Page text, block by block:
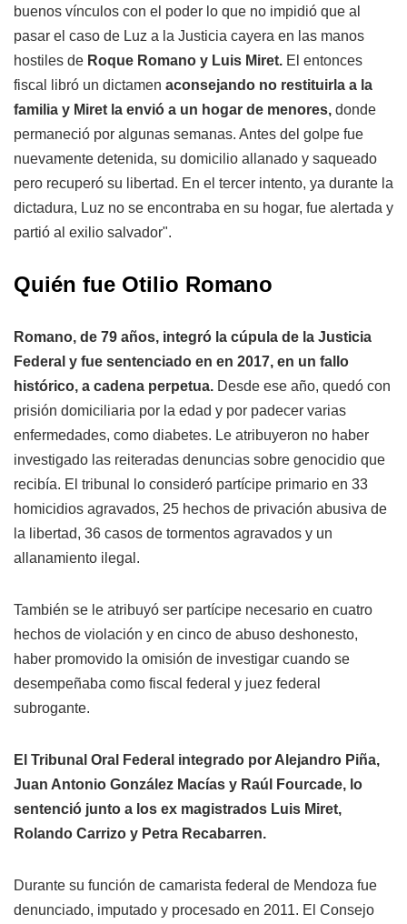
buenos vínculos con el poder lo que no impidió que al
pasar el caso de Luz a la Justicia cayera en las manos
hostiles de Roque Romano y Luis Miret. El entonces
fiscal libró un dictamen aconsejando no restituirla a la
familia y Miret la envió a un hogar de menores, donde
permaneció por algunas semanas. Antes del golpe fue
nuevamente detenida, su domicilio allanado y saqueado
pero recuperó su libertad. En el tercer intento, ya durante la
dictadura, Luz no se encontraba en su hogar, fue alertada y
partió al exilio salvador".
Quién fue Otilio Romano
Romano, de 79 años, integró la cúpula de la Justicia
Federal y fue sentenciado en en 2017, en un fallo
histórico, a cadena perpetua. Desde ese año, quedó con
prisión domiciliaria por la edad y por padecer varias
enfermedades, como diabetes. Le atribuyeron no haber
investigado las reiteradas denuncias sobre genocidio que
recibía. El tribunal lo consideró partícipe primario en 33
homicidios agravados, 25 hechos de privación abusiva de
la libertad, 36 casos de tormentos agravados y un
allanamiento ilegal.
También se le atribuyó ser partícipe necesario en cuatro
hechos de violación y en cinco de abuso deshonesto,
haber promovido la omisión de investigar cuando se
desempeñaba como fiscal federal y juez federal
subrogante.
El Tribunal Oral Federal integrado por Alejandro Piña,
Juan Antonio González Macías y Raúl Fourcade, lo
sentenció junto a los ex magistrados Luis Miret,
Rolando Carrizo y Petra Recabarren.
Durante su función de camarista federal de Mendoza fue
denunciado, imputado y procesado en 2011. El Consejo